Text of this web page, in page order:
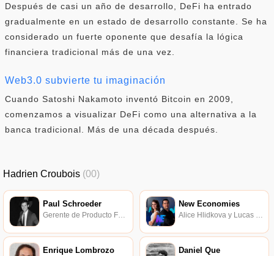
Después de casi un año de desarrollo, DeFi ha entrado
gradualmente en un estado de desarrollo constante. Se ha
considerado un fuerte oponente que desafía la lógica
financiera tradicional más de una vez.
Web3.0 subvierte tu imaginación
Cuando Satoshi Nakamoto inventó Bitcoin en 2009,
comenzamos a visualizar DeFi como una alternativa a la
banca tradicional. Más de una década después.
Hadrien Croubois (00)
Paul Schroeder
Gerente de Producto FRACTAL.
New Economies
Enrique Lombrozo Daniel Que